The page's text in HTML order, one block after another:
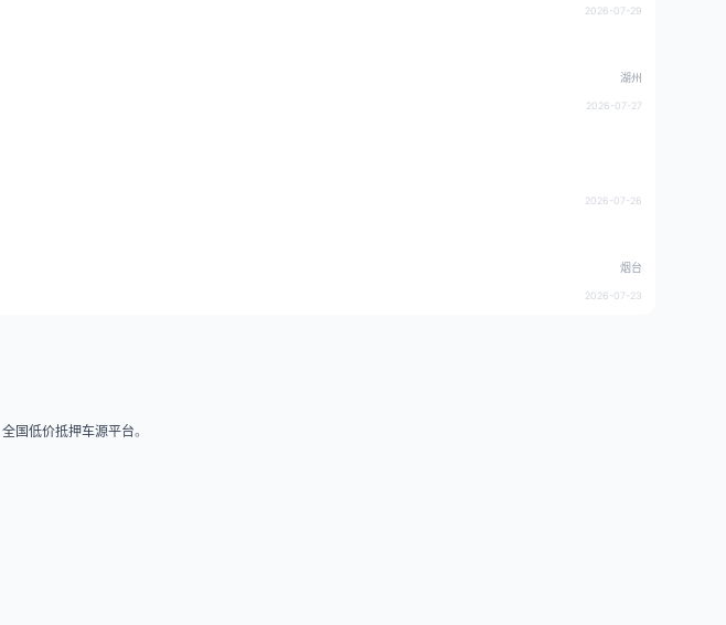
2026-07-29
湖州
2026-07-27
2026-07-26
烟台
2026-07-23
全国低价抵押车源平台。